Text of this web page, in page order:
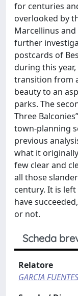
for centuries
overlooked by
Marcellinus
further
postcards of
during this
transition from
beauty to an
parks. The
Three
town-planning
previous
what it
few clear and
all those
century. It is
have
or not.
Scheda
Relatore
GARCIA